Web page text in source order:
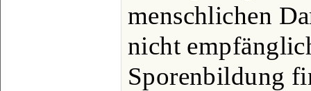
menschlichen
nicht
Sporenbildung